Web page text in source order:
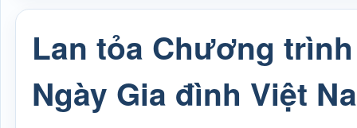
Lan tỏa Chương
Ngày Gia đình Việt